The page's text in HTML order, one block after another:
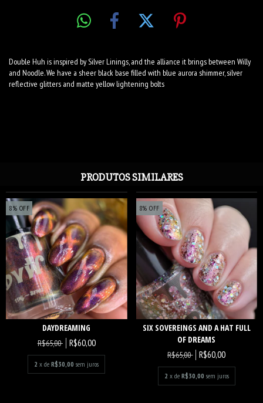
Double Huh is inspired by Silver Linings, and the alliance it brings between Willy
and Noodle. We have a sheer black base filled with blue aurora shimmer, silver
reflective glitters and matte yellow lightening bolts
PRODUTOS SIMILARES
8% OFF
DAYDREAMING
R$65,00 R$60,00
2 x deR$30,00 sem juros
8% OFF
SIX SOVEREINGS AND A HAT FULL
OF DREAMS
R$65,00 R$60,00
2 x de R$30,00 sem juros